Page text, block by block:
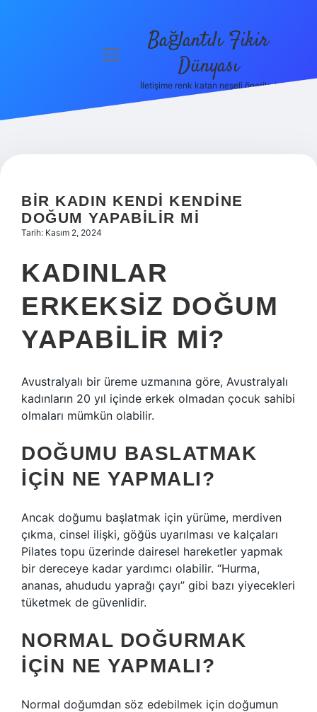
Hakkımızda
menüyü
Bağlantılı Fikir
Dünyası
İletişime renk katan neşeli öneriler!
BIR KADIN KENDI KENDINE
DOĞUM YAPABILIR MI
Tarih: Kasım 2, 2024
KADINLAR
ERKEKSIZ DOĞUM
YAPABILIR MI?
Avustralyalı bir üreme uzmanına göre, Avustralyalı
kadınların 20 yıl içinde erkek olmadan çocuk sahibi
olmaları mümkün olabilir.
DOĞUMU BASLATMAK
IÇIN NE YAPMALI?
Ancak doğumu başlatmak için yürüme, merdiven
çıkma, cinsel ilişki, göğüs uyarılması ve kalçaları
Pilates topu üzerinde dairesel hareketler yapmak
bir dereceye kadar yardımcı olabilir. “Hurma,
ananas, ahududu yaprağı çayı” gibi bazı yiyecekleri
tüketmek de güvenlidir.
NORMAL DOĞURMAK
IÇIN NE YAPMALI?
Normal doğumdan söz edebilmek için doğumun